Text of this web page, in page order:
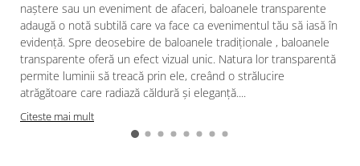
naștere sau un eveniment de afaceri, baloanele transparente
adaugă o notă subtilă care va face ca evenimentul tău să iasă în
evidență. Spre deosebire de baloanele tradiționale , baloanele
transparente oferă un efect vizual unic. Natura lor transparentă
permite luminii să treacă prin ele, creând o strălucire
atrăgătoare care radiază căldură și eleganță....
Citeste mai mult